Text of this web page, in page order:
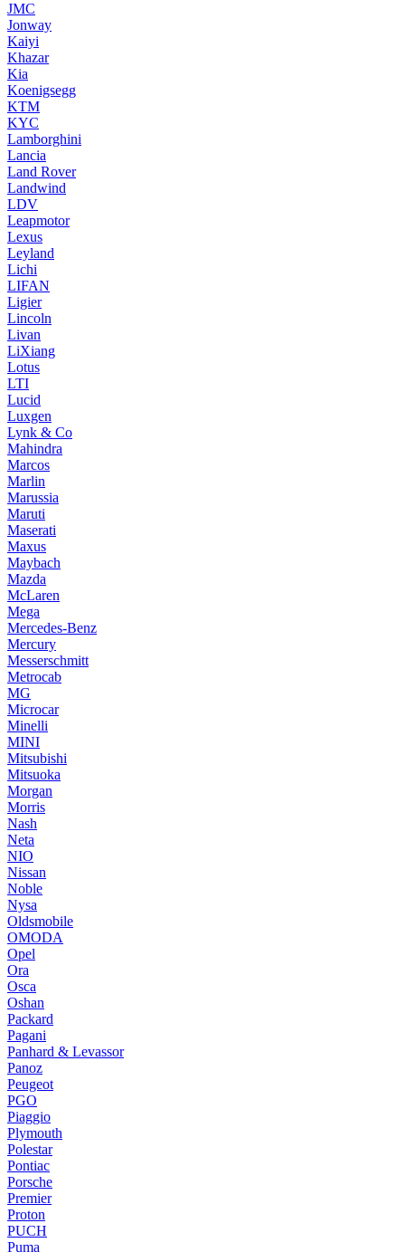
JMC
Jonway
Kaiyi
Khazar
Kia
Koenigsegg
KTM
KYC
Lamborghini
Lancia
Land Rover
Landwind
LDV
Leapmotor
Lexus
Leyland
Lichi
LIFAN
Ligier
Lincoln
Livan
LiXiang
Lotus
LTI
Lucid
Luxgen
Lynk & Co
Mahindra
Marcos
Marlin
Marussia
Maruti
Maserati
Maxus
Maybach
Mazda
McLaren
Mega
Mercedes-Benz
Mercury
Messerschmitt
Metrocab
MG
Microcar
Minelli
MINI
Mitsubishi
Mitsuoka
Morgan
Morris
Nash
Neta
NIO
Nissan
Noble
Nysa
Oldsmobile
OMODA
Opel
Ora
Osca
Oshan
Packard
Pagani
Panhard & Levassor
Panoz
Peugeot
PGO
Piaggio
Plymouth
Polestar
Pontiac
Porsche
Premier
Proton
PUCH
Puma